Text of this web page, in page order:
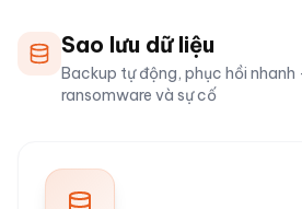
Sao lưu dữ liệu
Backup tự động, phục hồi
ransomware và sự cố